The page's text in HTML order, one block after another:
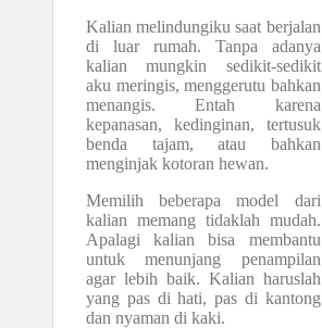
Kalian melindungiku saat berjalan
di luar rumah. Tanpa adanya
kalian mungkin sedikit-sedikit
aku meringis, menggerutu bahkan
menangis. Entah karena
kepanasan, kedinginan, tertusuk
benda tajam, atau bahkan
menginjak kotoran hewan.
Memilih beberapa model dari
kalian memang tidaklah mudah.
Apalagi kalian bisa membantu
untuk menunjang penampilan
agar lebih baik. Kalian haruslah
yang pas di hati, pas di kantong
dan nyaman di kaki.